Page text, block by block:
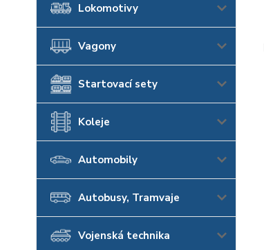
Lokomotivy
Vagony
Startovací sety
Koleje
Automobily
Autobusy, Tramvaje
Vojenská technika